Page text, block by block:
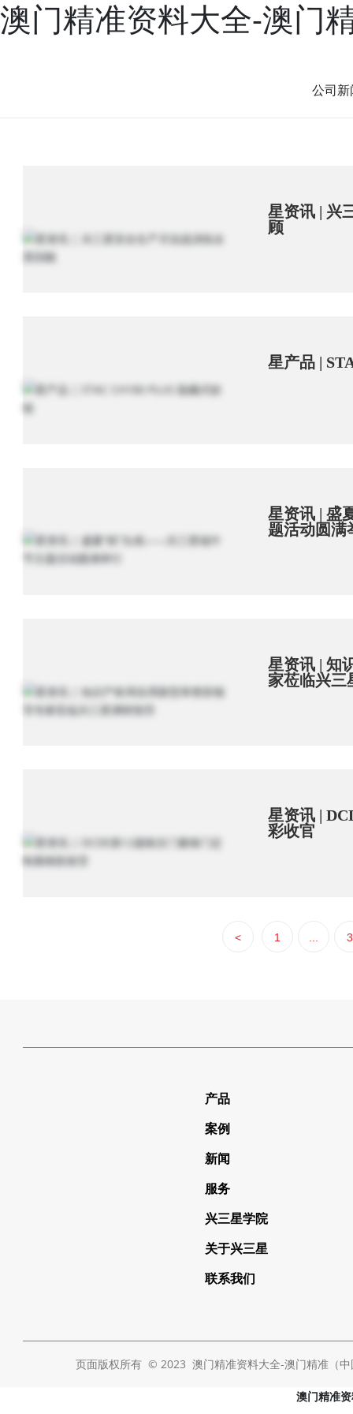
澳门精准资料大全-澳门
公司新
星资讯 | 兴
顾
星产品 |
星资讯 | 盛
题活动圆满
星资讯 | 知
家莅临兴三
星资讯 |
彩收官
< 1 3
产品
案例
新闻
服务
兴三星学院
关于兴三星
联系我们
页面版权所有 © 2023 澳门精准资料大全-澳门精准
澳门精准